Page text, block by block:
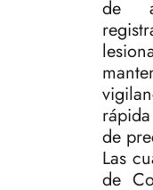
de
de
Las
de